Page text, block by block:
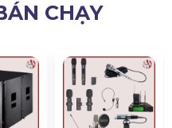
CHẠY